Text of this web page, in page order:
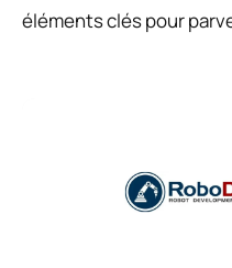
éléments clés pour